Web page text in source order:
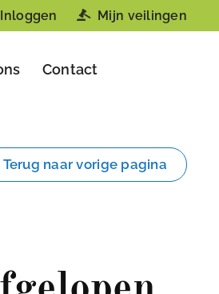
Inloggen Mijn veilingen
Contact
naar vorige pagina